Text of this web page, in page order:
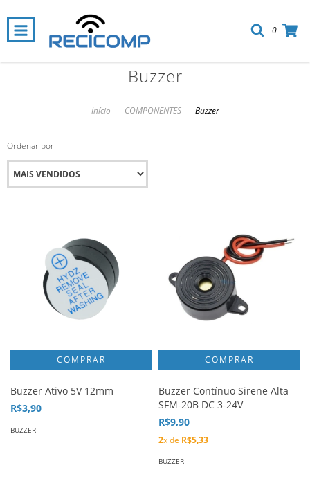
0
Buzzer
Início - COMPONENTES - Buzzer
Ordenar por
Buzzer Ativo 5V 12mm
R$3,90
BUZZER
Buzzer Contínuo Sirene Alta
SFM-20B DC 3-24V
R$9,90
2x de R$5,33
BUZZER